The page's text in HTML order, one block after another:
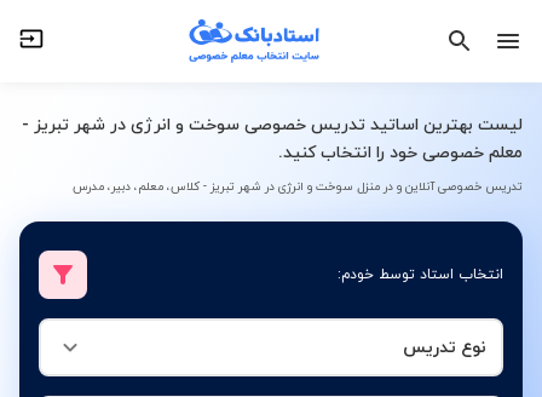
لیست بهترین اساتید تدریس خصوصی سوخت و انرژی در شهر تبریز -
معلم خصوصی خود را انتخاب کنید.
تدریس خصوصی آنلاین و در منزل سوخت و انرژی در شهر تبریز - کلاس، معلم، دبیر، مدرس
انتخاب استاد توسط خودم:
نوع تدریس
سوخت و انرژی